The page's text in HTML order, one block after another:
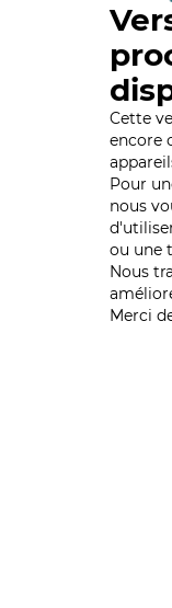
Cette
encore
Pour
nous
ou une
Nous
Merci